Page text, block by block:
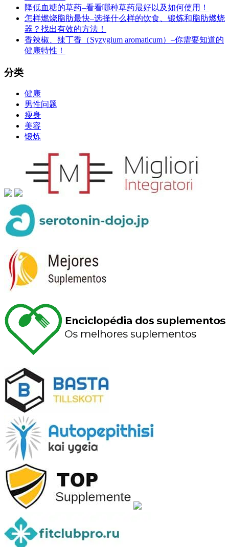
降低血糖的草药–看看哪种草药最好以及如何使用！
怎样燃烧脂肪最快–选择什么样的饮食、锻炼和脂肪燃烧
器？找出有效的方法！
香辣椒、辣丁香（Syzygium aromaticum）–你需要知道的
健康特性！
分类
健康
男性问题
瘦身
美容
锻炼